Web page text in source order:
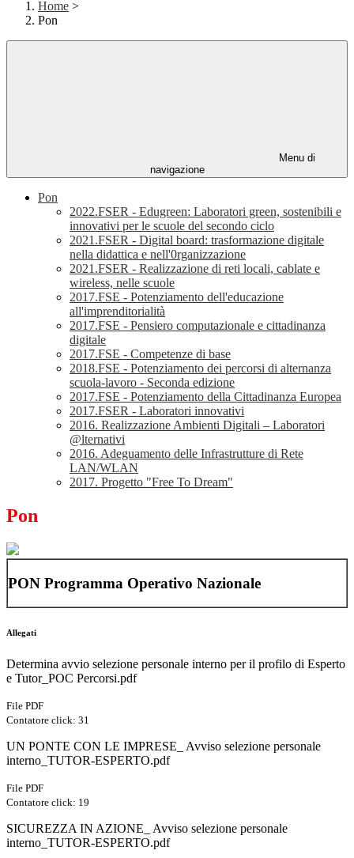
Home >
Pon
Menu di
navigazione
Pon
2022.FSER - Edugreen: Laboratori green, sostenibili e
innovativi per le scuole del secondo ciclo
2021.FSER - Digital board: trasformazione digitale
nella didattica e nell'0rganizzazione
2021.FSER - Realizzazione di reti locali, cablate e
wireless, nelle scuole
2017.FSE - Potenziamento dell'educazione
all'imprenditorialità
2017.FSE - Pensiero computazionale e cittadinanza
digitale
2017.FSE - Competenze di base
2018.FSE - Potenziamento dei percorsi di alternanza
scuola-lavoro - Seconda edizione
2017.FSE - Potenziamento della Cittadinanza Europea
2017.FSER - Laboratori innovativi
2016. Realizzazione Ambienti Digitali – Laboratori
@lternativi
2016. Adeguamento delle Infrastrutture di Rete
LAN/WLAN
2017. Progetto "Free To Dream"
Pon
PON Programma Operativo Nazionale
Allegati
Determina avvio selezione personale interno per il profilo di Esperto
e Tutor_POC Percorsi.pdf
File PDF
Contatore click: 31
UN PONTE CON LE IMPRESE_ Avviso selezione personale
interno_TUTOR-ESPERTO.pdf
File PDF
Contatore click: 19
SICUREZZA IN AZIONE_ Avviso selezione personale
interno_TUTOR-ESPERTO.pdf